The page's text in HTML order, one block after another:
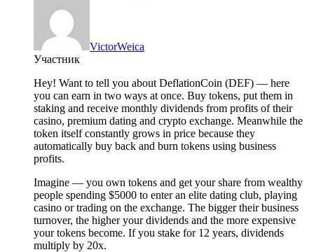
VictorWeica
Участник
Hey! Want to tell you about DeflationCoin (DEF) — here
you can earn in two ways at once. Buy tokens, put them in
staking and receive monthly dividends from profits of their
casino, premium dating and crypto exchange. Meanwhile the
token itself constantly grows in price because they
automatically buy back and burn tokens using business
profits.
Imagine — you own tokens and get your share from wealthy
people spending $5000 to enter an elite dating club, playing
casino or trading on the exchange. The bigger their business
turnover, the higher your dividends and the more expensive
your tokens become. If you stake for 12 years, dividends
multiply by 20x.